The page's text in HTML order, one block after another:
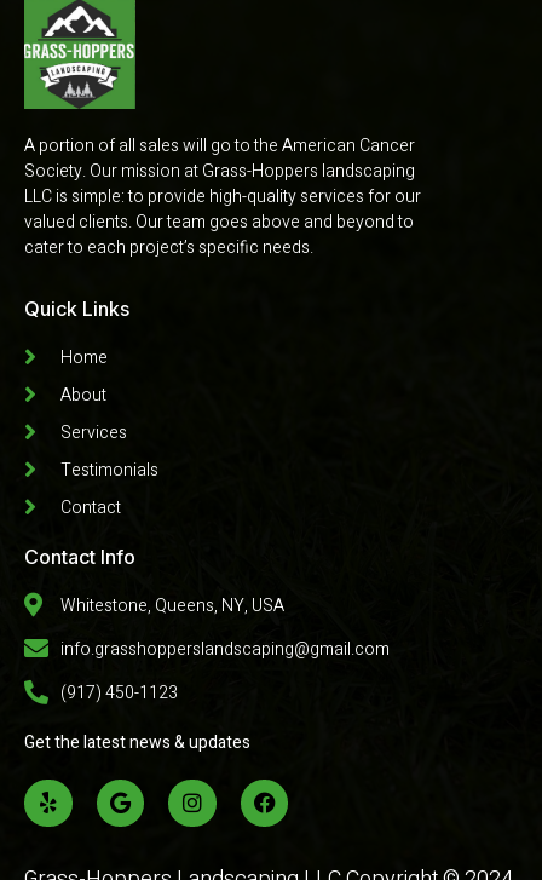
A portion of all sales will go to the American Cancer
Society. Our mission at Grass-Hoppers landscaping
LLC is simple: to provide high-quality services for our
valued clients. Our team goes above and beyond to
cater to each project’s specific needs.
Quick Links
Home
About
Services
Testimonials
Contact
Contact Info
Whitestone, Queens, NY, USA
info.grasshopperslandscaping@gmail.com
(917) 450-1123
Get the latest news & updates